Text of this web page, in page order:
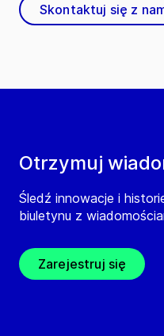
Otrzymuj
Śledź innowacje i
biuletynu z
Zarejestruj się
Skontaktuj się z